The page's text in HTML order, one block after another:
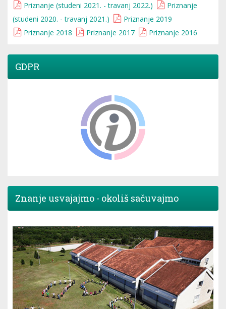
Priznanje (studeni 2021. - travanj 2022.)
Priznanje
(studeni 2020. - travanj 2021.)
Priznanje 2019
Priznanje 2018
Priznanje 2017 Priznanje 2016
GDPR
Znanje usvajajmo - okoliš sačuvajmo